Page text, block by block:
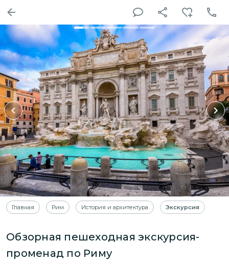
Главная Рим История и архитектура Экскурсия
Обзорная пешеходная экскурсия-
променад по Риму